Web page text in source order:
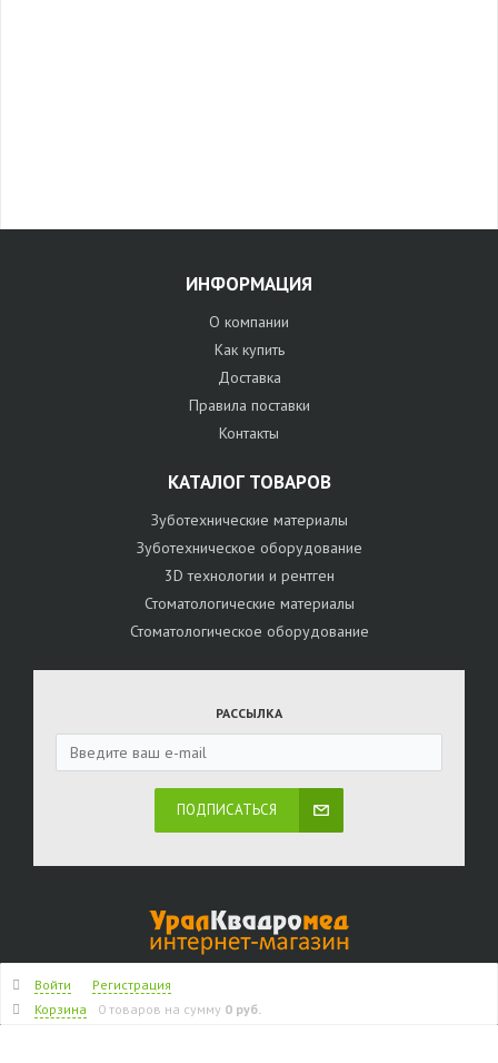
ИНФОРМАЦИЯ
О компании
Как купить
Доставка
Правила поставки
Контакты
КАТАЛОГ ТОВАРОВ
Зуботехнические материалы
Зуботехническое оборудование
3D технологии и рентген
Стоматологические материалы
Стоматологическое оборудование
РАССЫЛКА
ПОДПИСАТЬСЯ
+7 (343) 204 73 37
ВРЕМЯ РАБОТЫ: ПН-ПТ 9-18 ( 7-16 МСК )
Войти
Регистрация
Корзина
0 товаров на сумму 0 руб.